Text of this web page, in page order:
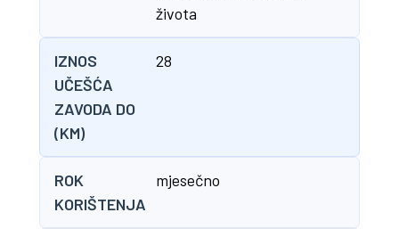
života
IZNOS
UČEŠĆA
ZAVODA DO
(KM)
28
ROK
KORIŠTENJA
mjesečno